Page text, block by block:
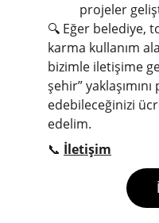
projeler
🔍 Eğer belediye,
karma kullanım
bizimle iletişime
şehir”
edebileceğinizi
edelim.
📞 İletişim